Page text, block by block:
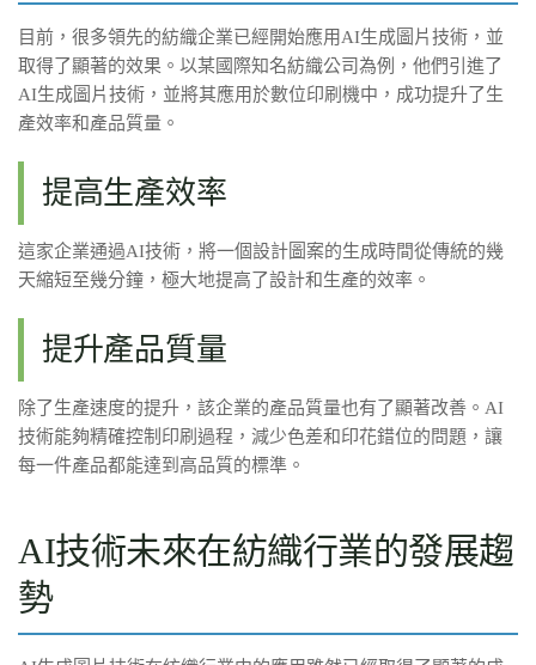
目前，很多領先的紡織企業已經開始應用AI生成圖片技術，並
取得了顯著的效果。以某國際知名紡織公司為例，他們引進了
AI生成圖片技術，並將其應用於數位印刷機中，成功提升了生
產效率和產品質量。
提高生產效率
這家企業通過AI技術，將一個設計圖案的生成時間從傳統的幾
天縮短至幾分鐘，極大地提高了設計和生產的效率。
提升產品質量
除了生產速度的提升，該企業的產品質量也有了顯著改善。AI
技術能夠精確控制印刷過程，減少色差和印花錯位的問題，讓
每一件產品都能達到高品質的標準。
AI技術未來在紡織行業的發展趨
勢